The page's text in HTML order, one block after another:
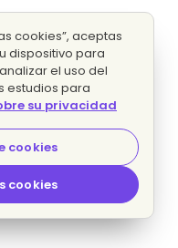
cookies”, aceptas
dispositivo para
el uso del
estudios para
su privacidad
cookies
cookies